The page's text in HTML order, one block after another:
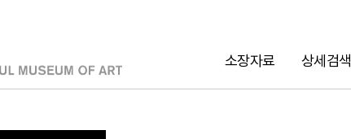
소장자료 상세검색
그인